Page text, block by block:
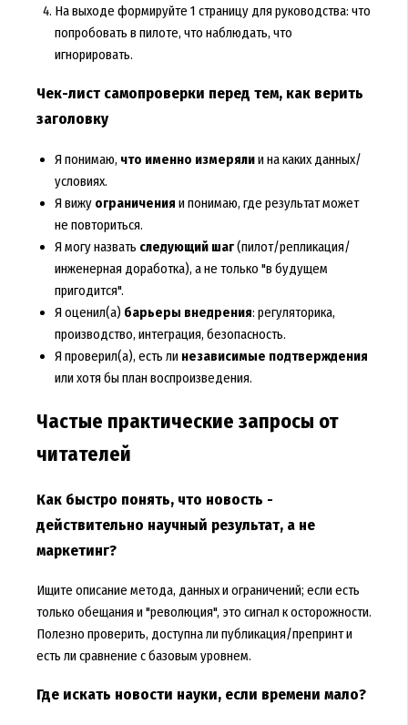
На выходе формируйте 1 страницу для руководства: что
попробовать в пилоте, что наблюдать, что
игнорировать.
Чек-лист самопроверки перед тем, как верить
заголовку
Я понимаю, что именно измерялии на каких данных/
условиях.
Я вижу ограничения и понимаю, где результат может
не повториться.
Я могу назвать следующий шаг(пилот/репликация/
инженерная доработка), а не только "в будущем
пригодится".
Я оценил(а) барьеры внедрения: регуляторика,
производство, интеграция, безопасность.
Я проверил(а), есть ли независимые подтверждения
или хотя бы план воспроизведения.
Частые практические запросы от
читателей
Как быстро понять, что новость -
действительно научный результат, а не
маркетинг?
Ищите описание метода, данных и ограничений; если есть
только обещания и "революция", это сигнал к осторожности.
Полезно проверить, доступна ли публикация/препринт и
есть ли сравнение с базовым уровнем.
Где искать новости науки, если времени мало?